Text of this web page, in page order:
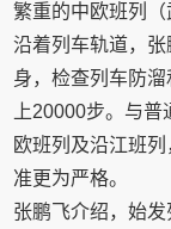
繁重的中欧班列（
沿着列车轨道，
身，检查列车防
上20000步。与
欧班列及沿江班
准更为严格。
张鹏飞介绍，始发